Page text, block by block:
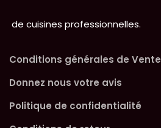
de cuisines professionnelles.
Conditions générales de Vente
Donnez nous votre avis
Politique de confidentialité